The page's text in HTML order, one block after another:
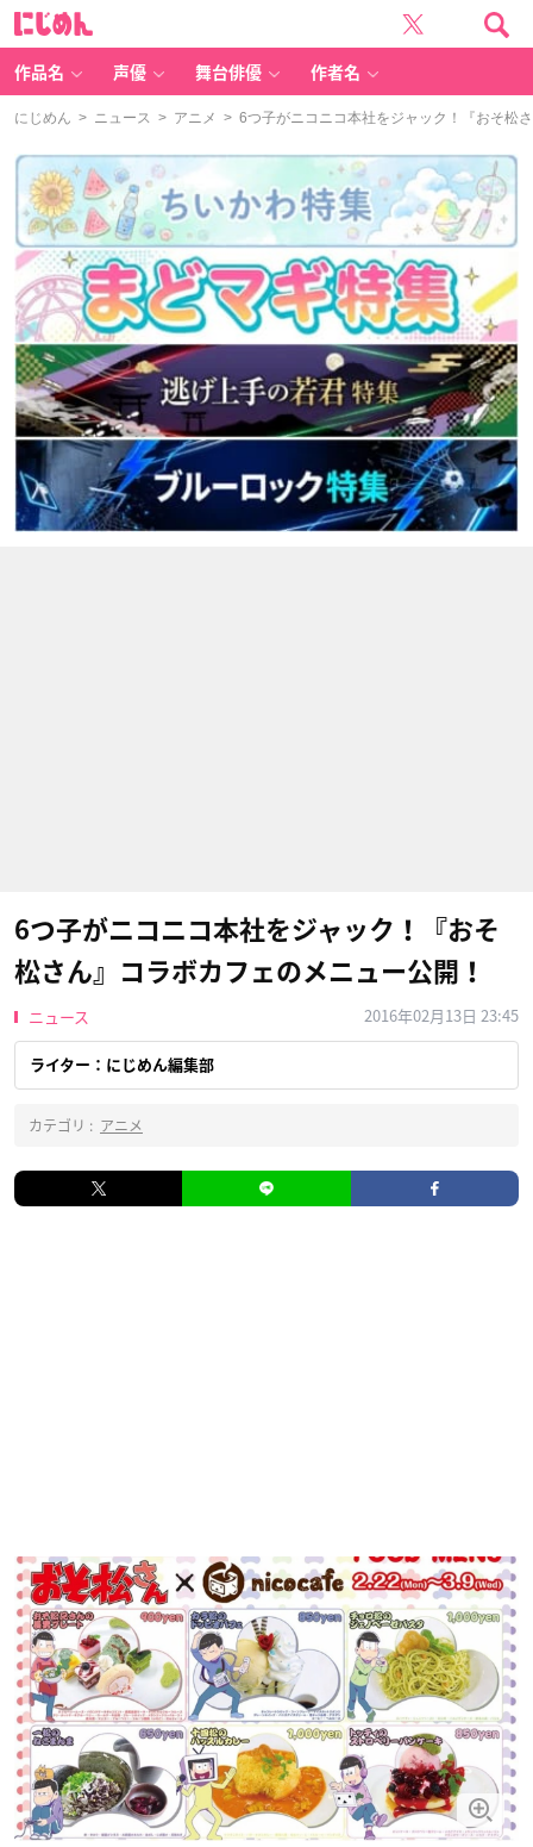
作品名 声優 舞台俳優 作者名
にじめん > ニュース > アニメ > 6つ子がニコニコ本社をジャック！『おそ松
6つ子がニコニコ本社をジャック！『おそ
松さん』コラボカフェのメニュー公開！
ニュース 2016年02月13日 23:45
ライター：にじめん編集部
カテゴリ : アニメ